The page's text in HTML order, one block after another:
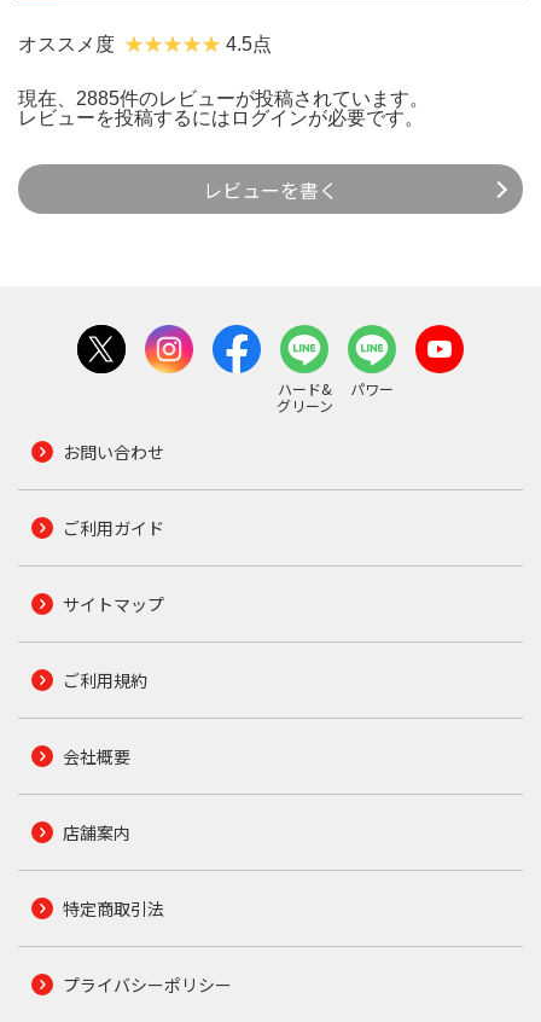
オススメ度 4.5点
現在、2885件のレビューが投稿されています。
レビューを投稿するには ログインが必要です。
レビューを書く
ハード&
グリーン
パワー
お問い合わせ
ご利用ガイド
サイトマップ
ご利用規約
会社概要
店舗案内
特定商取引法
プライバシーポリシー